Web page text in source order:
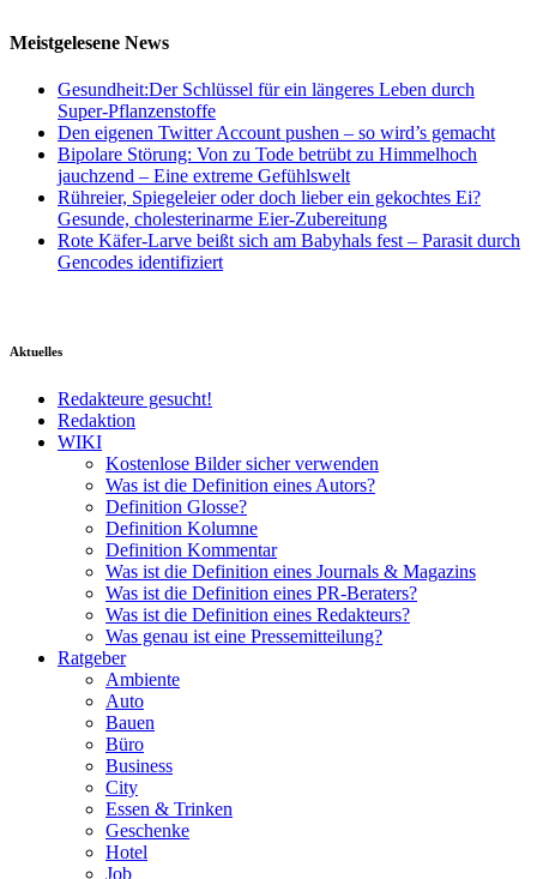
Meistgelesene News
Gesundheit:Der Schlüssel für ein längeres Leben durch
Super-Pflanzenstoffe
Den eigenen Twitter Account pushen – so wird’s gemacht
Bipolare Störung: Von zu Tode betrübt zu Himmelhoch
jauchzend – Eine extreme Gefühlswelt
Rühreier, Spiegeleier oder doch lieber ein gekochtes Ei?
Gesunde, cholesterinarme Eier-Zubereitung
Rote Käfer-Larve beißt sich am Babyhals fest – Parasit durch
Gencodes identifiziert
Aktuelles
Redakteure gesucht!
Redaktion
WIKI
Kostenlose Bilder sicher verwenden
Was ist die Definition eines Autors?
Definition Glosse?
Definition Kolumne
Definition Kommentar
Was ist die Definition eines Journals & Magazins
Was ist die Definition eines PR-Beraters?
Was ist die Definition eines Redakteurs?
Was genau ist eine Pressemitteilung?
Ratgeber
Ambiente
Auto
Bauen
Büro
Business
City
Essen & Trinken
Geschenke
Hotel
Job